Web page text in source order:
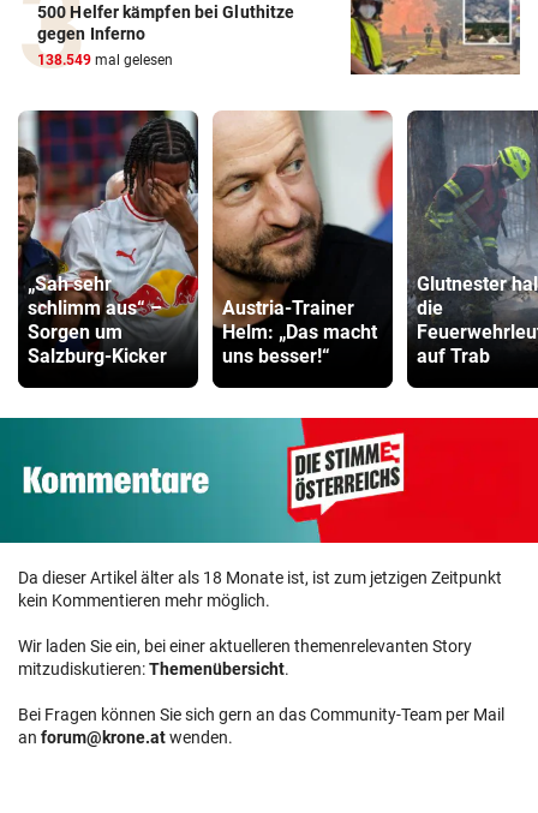
500 Helfer kämpfen bei Gluthitze
gegen Inferno
138.549 mal gelesen
„Sah sehr
schlimm aus“ –
Sorgen um
Salzburg-Kicker
Austria-Trainer
Helm: „Das macht
uns besser!“
Glutnester
die
auf Trab
Da dieser Artikel älter als 18 Monate ist, ist zum jetzigen Zeitpunkt
kein Kommentieren mehr möglich.
Wir laden Sie ein, bei einer aktuelleren themenrelevanten Story
mitzudiskutieren:Themenübersicht.
Bei Fragen können Sie sich gern an das Community-Team per Mail
an forum@krone.atwenden.